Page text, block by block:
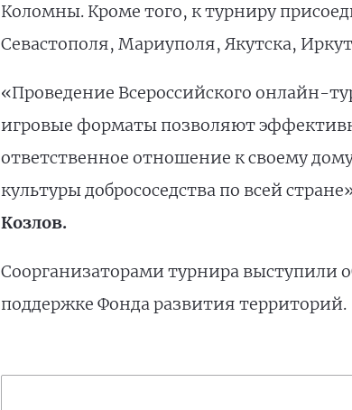
Коломны. Кроме того, к турниру
Севастополя, Мариуполя, Якутска,
«Проведение Всероссийского онлайн-
игровые форматы позволяют
ответственное отношение к своему
культуры добрососедства по всей
Козлов.
Соорганизаторами турнира выступили
поддержке Фонда развития территорий.